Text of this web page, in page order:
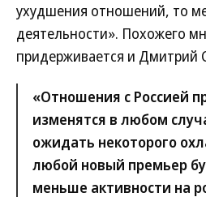
ухудшения отношений, то
деятельности». Похожего
придерживается и Дмитрий
«Отношения с Россией
изменятся в любом
ожидать некоторого
любой новый премьер
меньше активности на